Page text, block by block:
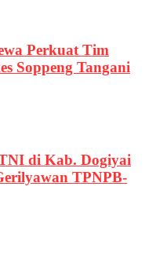
Perkuat Tim
Soppeng Tangani
di Kab. Dogiyai
TPNPB-